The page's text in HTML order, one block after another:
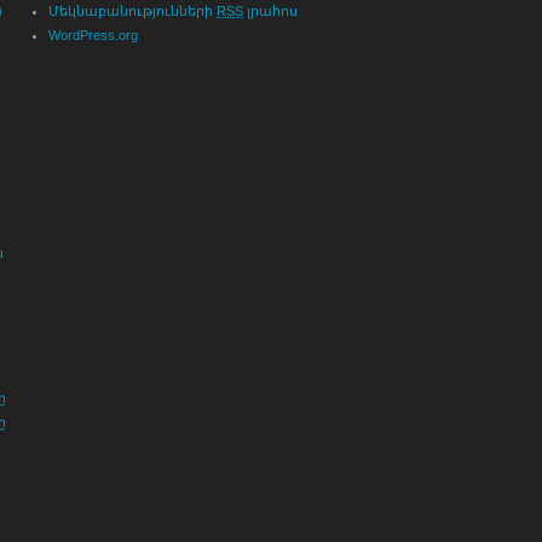
Մեկնաբանությունների RSS լրահոս
WordPress.org